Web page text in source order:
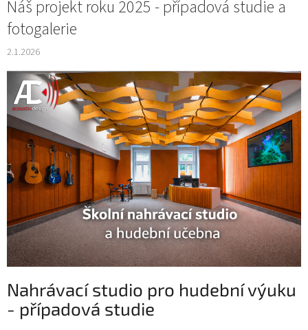
Náš projekt roku 2025 - případová studie a
fotogalerie
2.1.2026
Nahrávací studio pro hudební výuku
- případová studie